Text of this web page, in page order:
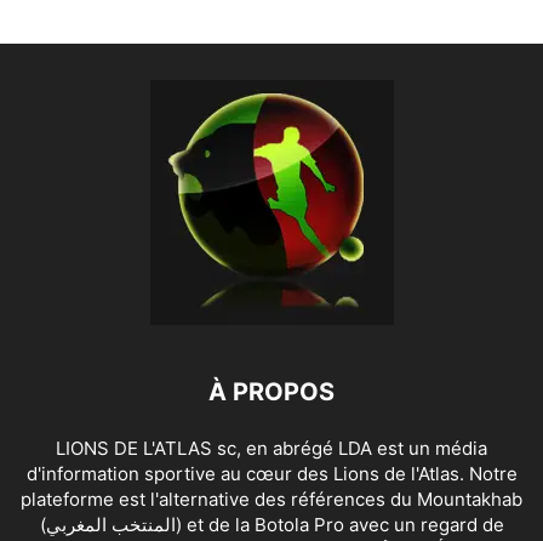
À PROPOS
LIONS DE L'ATLAS sc, en abrégé LDA est un média
d'information sportive au cœur des Lions de l'Atlas. Notre
plateforme est l'alternative des références du Mountakhab
(المنتخب المغربي) et de la Botola Pro avec un regard de